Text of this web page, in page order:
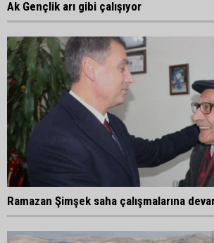
Ak Gençlik arı gibi çalışıyor
Ramazan Şimşek saha çalışmalarına